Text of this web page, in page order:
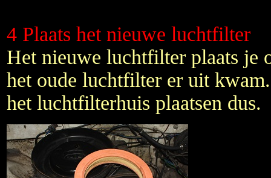
4 Plaats het nieuwe luchtfilter
Het nieuwe luchtfilter plaats je
het oude luchtfilter er uit
het luchtfilterhuis plaatsen dus.